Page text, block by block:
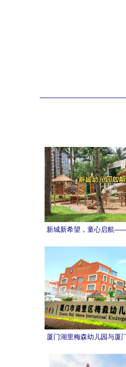
新城新希望，童心启航
厦门湖里梅森幼儿园与厦